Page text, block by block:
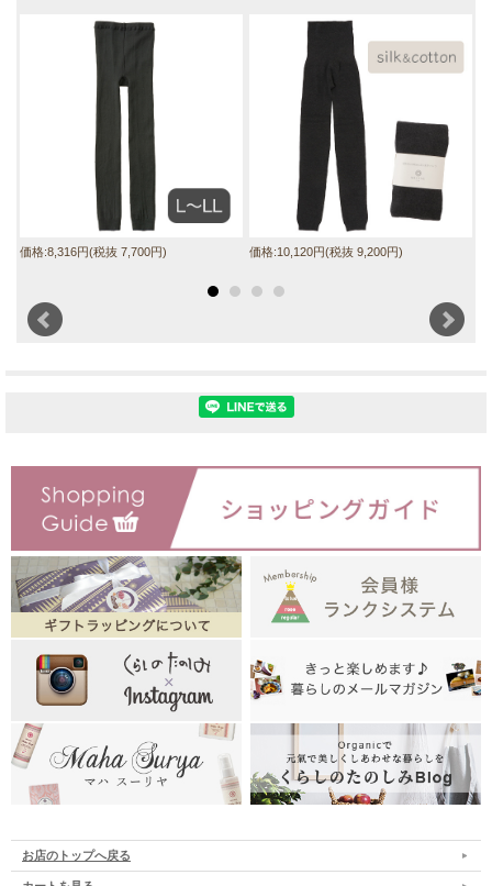
価格:8,316円(税抜 7,700円) 価格:10,120円(税抜 9,200円)
お店のトップへ戻る